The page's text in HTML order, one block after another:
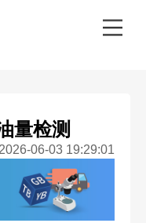
量检测
06-03 19:29:01